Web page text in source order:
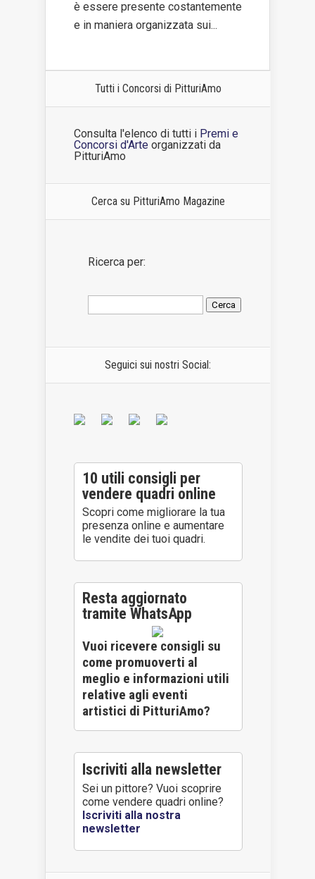
è essere presente costantemente
e in maniera organizzata sui...
Tutti i Concorsi di PitturiAmo
Consulta l'elenco di tutti i Premi e
Concorsi d'Arte organizzati da
PitturiAmo
Cerca su PitturiAmo Magazine
Ricerca per:
Seguici sui nostri Social:
10 utili consigli per
vendere quadri online
Scopri come migliorare la tua
presenza online e aumentare
le vendite dei tuoi quadri.
Resta aggiornato
tramite WhatsApp
Vuoi ricevere consigli su
come promuoverti al
meglio e informazioni utili
relative agli eventi
artistici di PitturiAmo?
Iscriviti alla newsletter
Sei un pittore? Vuoi scoprire
come vendere quadri online?
Iscriviti alla nostra
newsletter